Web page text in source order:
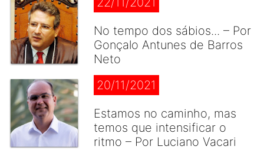
No tempo dos sábios... – Por
Gonçalo Antunes de Barros
Neto
20/11/2021
Estamos no caminho, mas
temos que intensificar o
ritmo – Por Luciano Vacari